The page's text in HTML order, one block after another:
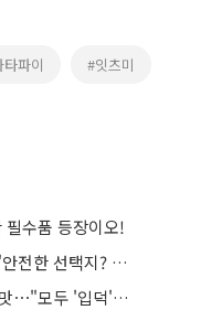
파이 #잇츠미
수품 등장이오!
이것저것 '다 되는' 스트레이 키즈⋯"안전한 선택지? 도전이 재밌죠"
나우즈, 올여름 물들일 '제로섹시'의 맛⋯"모두 '입덕'시킬 것"